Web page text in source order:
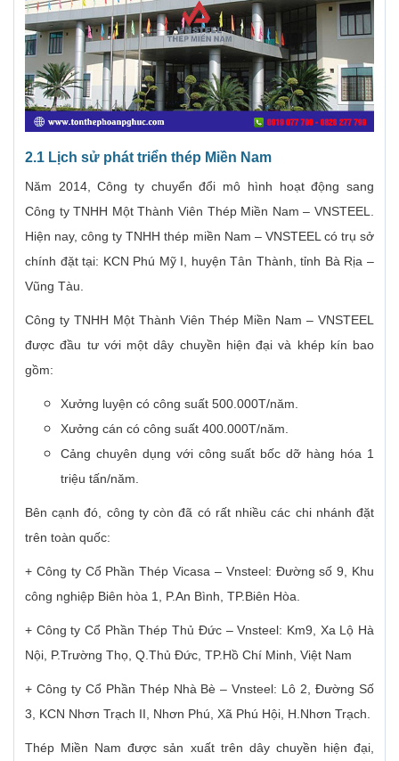
2.1 Lịch sử phát triển thép Miền Nam
Năm 2014, Công ty chuyển đổi mô hình hoạt động sang
Công ty TNHH Một Thành Viên Thép Miền Nam – VNSTEEL.
Hiện nay, công ty TNHH thép miền Nam – VNSTEEL có trụ sở
chính đặt tại: KCN Phú Mỹ I, huyện Tân Thành, tỉnh Bà Rịa –
Vũng Tàu.
Công ty TNHH Một Thành Viên Thép Miền Nam – VNSTEEL
được đầu tư với một dây chuyền hiện đại và khép kín bao
gồm:
Xưởng luyện có công suất 500.000T/năm.
Xưởng cán có công suất 400.000T/năm.
Cảng chuyên dụng với công suất bốc dỡ hàng hóa 1
triệu tấn/năm.
Bên cạnh đó, công ty còn đã có rất nhiều các chi nhánh đặt
trên toàn quốc:
+ Công ty Cổ Phần Thép Vicasa – Vnsteel: Đường số 9, Khu
công nghiệp Biên hòa 1, P.An Bình, TP.Biên Hòa.
+ Công ty Cổ Phần Thép Thủ Đức – Vnsteel: Km9, Xa Lộ Hà
Nội, P.Trường Thọ, Q.Thủ Đức, TP.Hồ Chí Minh, Việt Nam
+ Công ty Cổ Phần Thép Nhà Bè – Vnsteel: Lô 2, Đường Số
3, KCN Nhơn Trạch II, Nhơn Phú, Xã Phú Hội, H.Nhơn Trạch.
Thép Miền Nam được sản xuất trên dây chuyền hiện đại,